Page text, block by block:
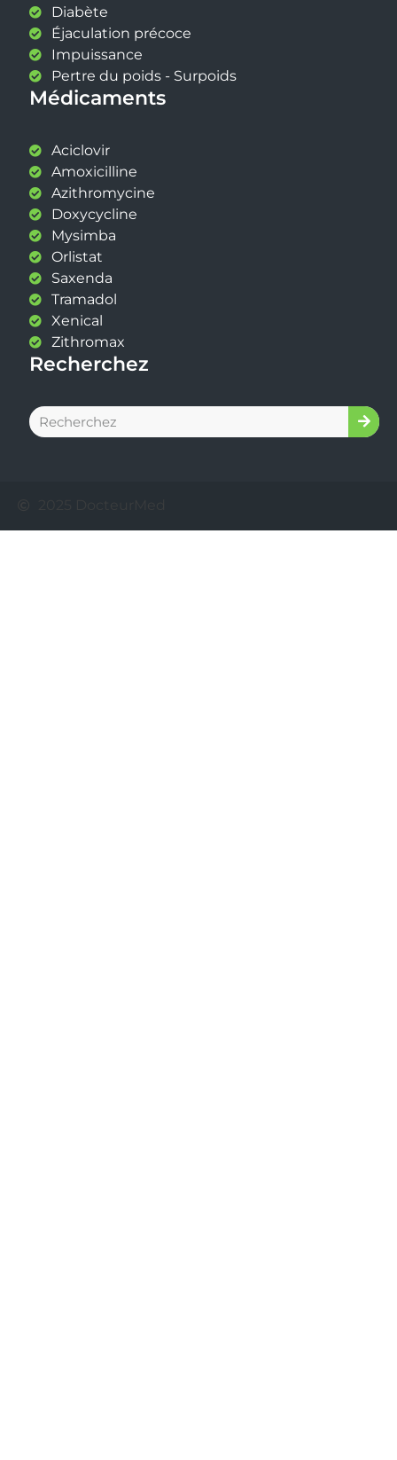
Diabète
Éjaculation précoce
Impuissance
Pertre du poids - Surpoids
Médicaments
Aciclovir
Amoxicilline
Azithromycine
Doxycycline
Mysimba
Orlistat
Saxenda
Tramadol
Xenical
Zithromax
Recherchez